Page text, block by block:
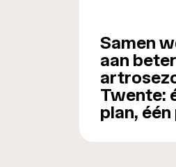
Samen
aan
Twente:
plan, één